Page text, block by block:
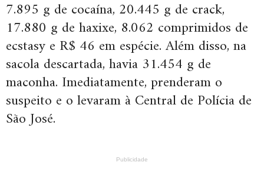
7.895 g de cocaína, 20.445 g de crack,
17.880 g de haxixe, 8.062 comprimidos de
ecstasy e R$ 46 em espécie. Além disso, na
sacola descartada, havia 31.454 g de
maconha. Imediatamente, prenderam o
suspeito e o levaram à Central de Polícia de
São José.
Publicidade